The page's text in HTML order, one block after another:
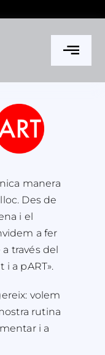
manera
Des de
i el
a fer
través del
a pART».
volem
rutina
i a